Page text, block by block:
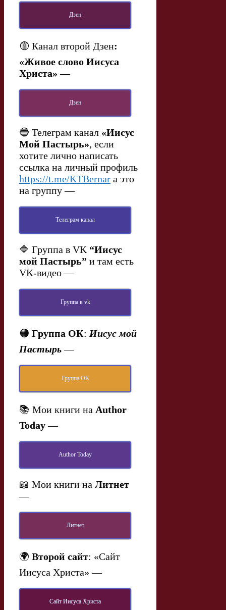
Дзен
🟡 Канал второй Дзен:
«Живое слово Иисуса
Христа» —
Дзен
🔵 Телеграм канал «Иисус
Мой Пастырь», если
хотите лично написать
ссылка на личный профиль
https://t.me/KTBernar а это
на группу —
Телеграм канал
🔷 Группа в VK “Иисус
мой Пастырь” и там есть
VK-видео —
Группа в vk
🟠 Группа ОК: Иисус мой
Пастырь—
Группа ОК
📚 Мои книги на Author
Today—
Author Today
📖 Мои книги на Литнет
—
Литнет
🌍 Второй сайт: «Сайт
Иисуса Христа» —
Сайт Иисуса Христа